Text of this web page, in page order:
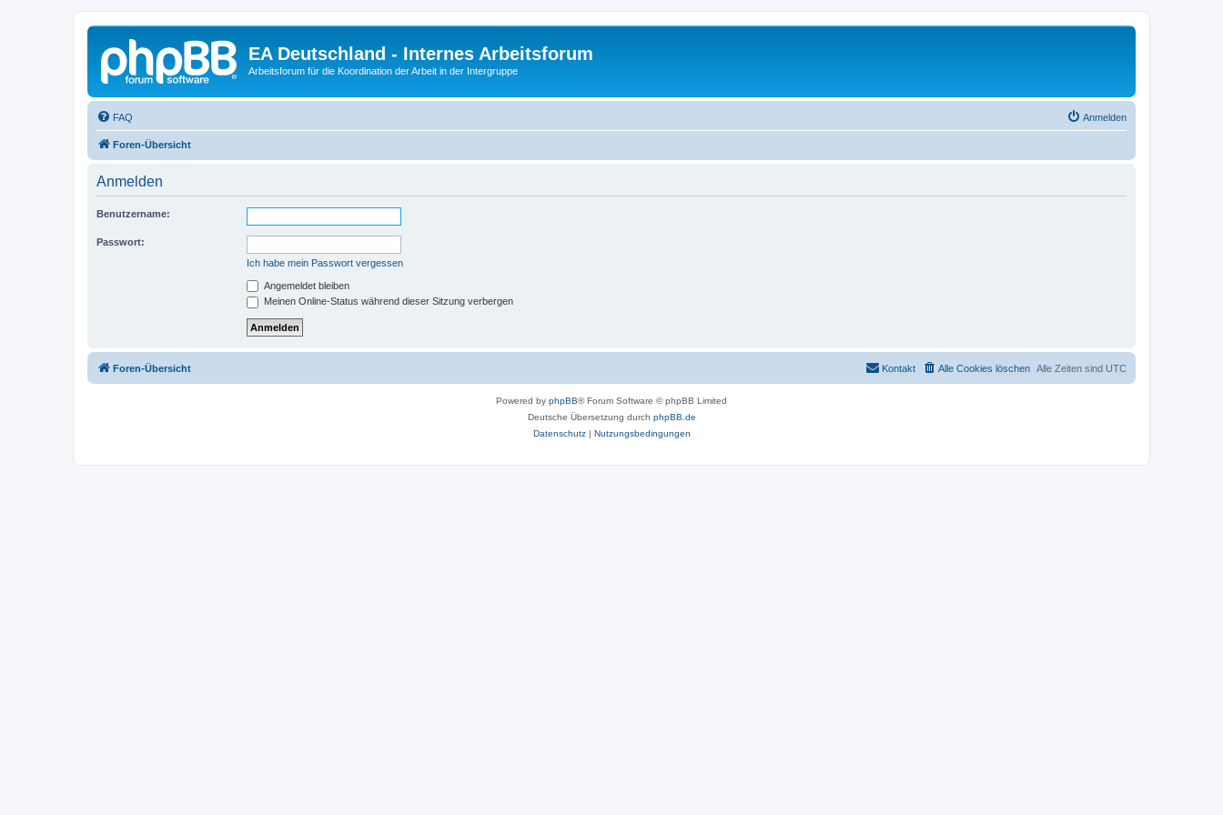
EA Deutschland - Internes Arbeitsforum
Arbeitsforum für die Koordination der Arbeit in der Intergruppe
FAQ Anmelden
Foren-Übersicht
Anmelden
Benutzername:
Passwort:
Ich habe mein Passwort vergessen
Angemeldet bleiben
Meinen Online-Status während dieser Sitzung verbergen
Foren-Übersicht Alle Zeiten sind UTC
Alle Cookies löschen
Kontakt
Powered by phpBB® Forum Software © phpBB Limited
Deutsche Übersetzung durch phpBB.de
Datenschutz| Nutzungsbedingungen